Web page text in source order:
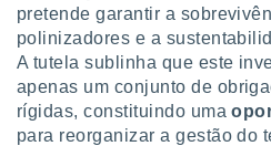
pretende garantir a
polinizadores e a
A tutela sublinha que este
apenas um conjunto de
rígidas, constituindo uma
para reorganizar a gestão do